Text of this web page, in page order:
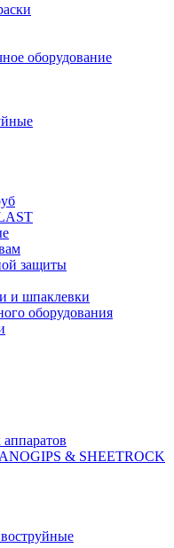
оборудование
защиты
и шпаклевки
оборудования
& SHEETROCK